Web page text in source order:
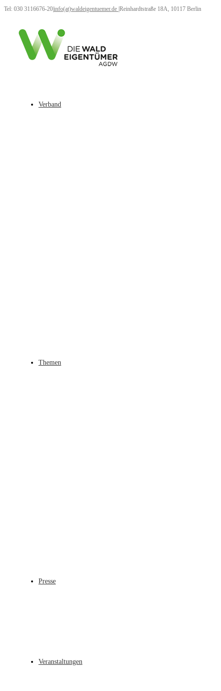
Tel: 030 3116676-20info(at)waldeigentuemer.de Reinhardtstraße 18A, 10117 Berlin
Verband
Themen
Presse
Veranstaltungen